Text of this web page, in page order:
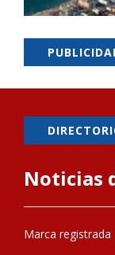
Noticias
Marca registrada